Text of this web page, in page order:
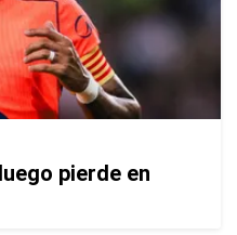
pierde en